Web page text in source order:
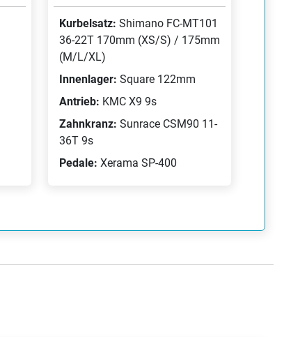
Kurbelsatz: Shimano FC-MT101
36-22T 170mm (XS/S) / 175mm
(M/L/XL)
Innenlager: Square 122mm
Antrieb: KMC X9 9s
Zahnkranz: Sunrace CSM90 11-
36T 9s
Pedale: Xerama SP-400